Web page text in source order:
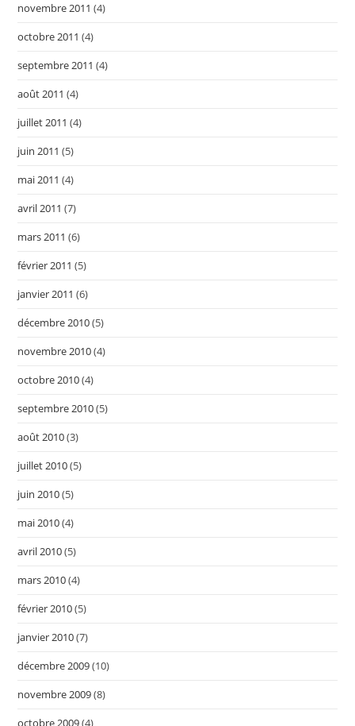
novembre 2011 (4)
octobre 2011 (4)
septembre 2011 (4)
août 2011 (4)
juillet 2011 (4)
juin 2011 (5)
mai 2011 (4)
avril 2011 (7)
mars 2011 (6)
février 2011 (5)
janvier 2011 (6)
décembre 2010(5)
novembre 2010(4)
octobre 2010(4)
septembre 2010(5)
août 2010(3)
juillet 2010(5)
juin 2010(5)
mai 2010(4)
avril 2010(5)
mars 2010(4)
février 2010(5)
janvier 2010(7)
décembre 2009(10)
novembre 2009(8)
octobre 2009(4)